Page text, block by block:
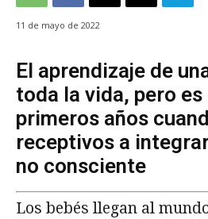
11 de mayo de 2022
El aprendizaje de
toda la vida, pero
primeros años
receptivos a
no consciente
Los bebés llegan al